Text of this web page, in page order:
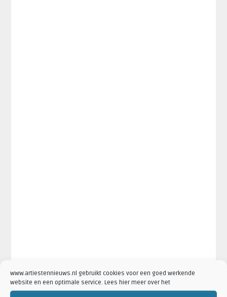
www.artiestennieuws.nl gebruikt cookies voor een goed werkende
website en een optimale service. Lees hier meer over het